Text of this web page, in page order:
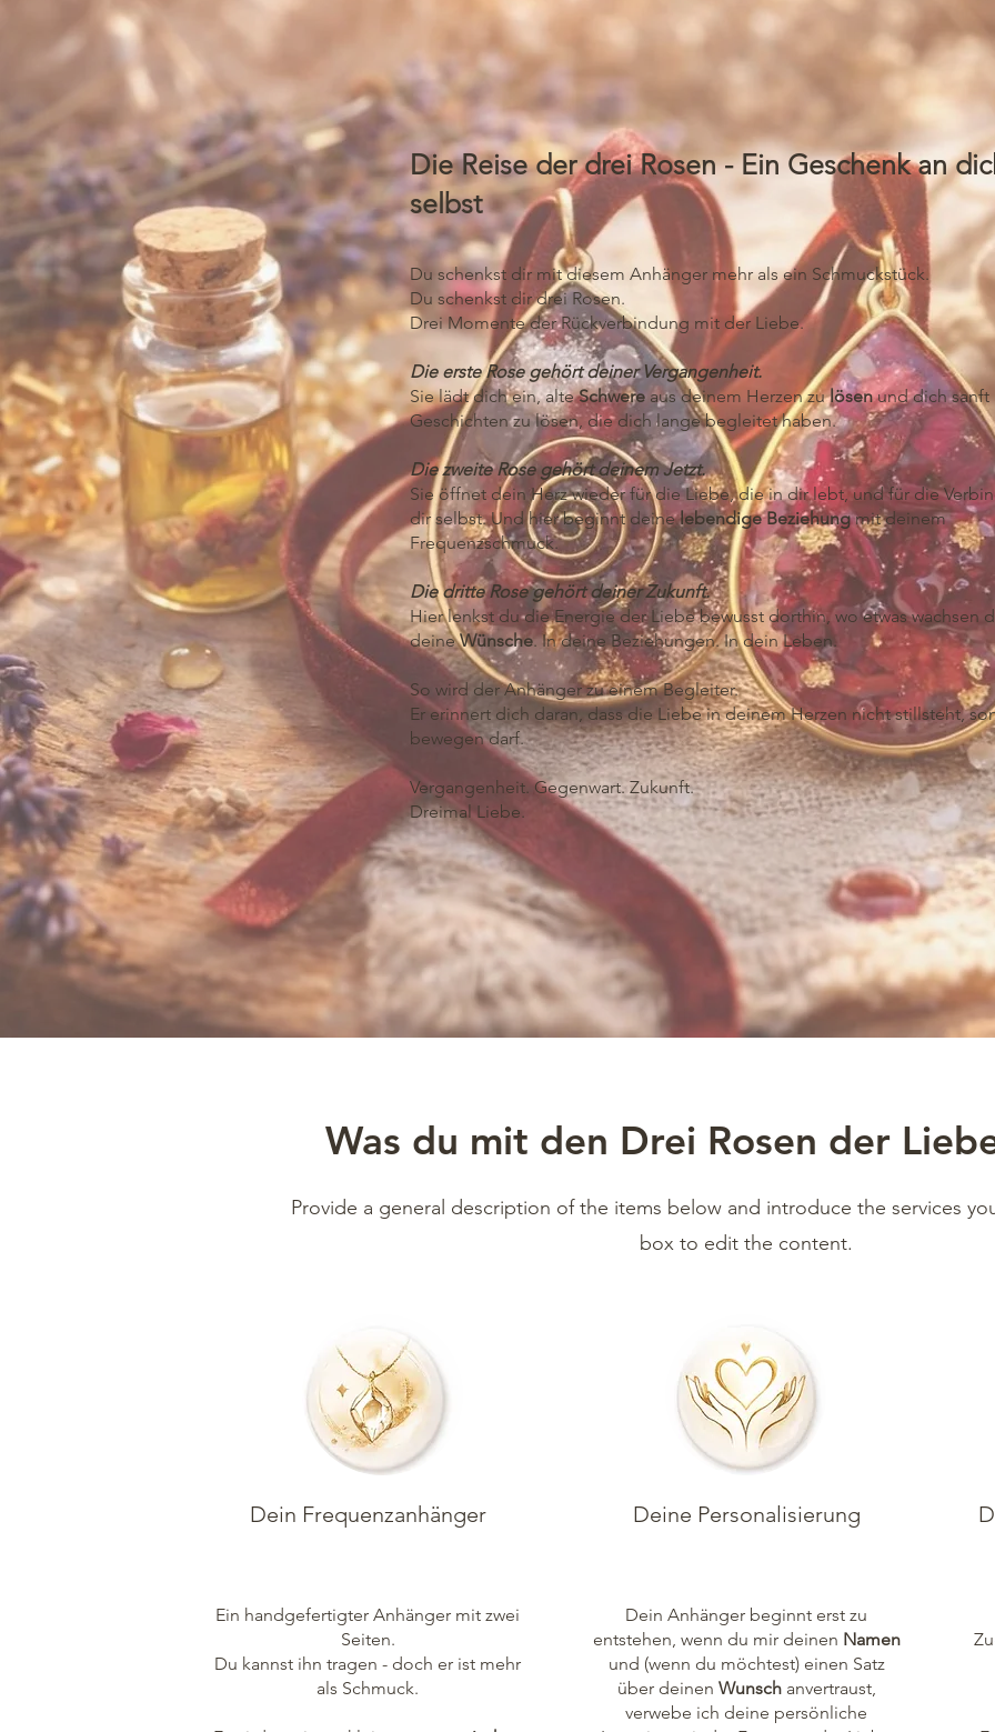
Die Reise der drei Rosen - Ein Geschenk an
selbst
Du schenkst dir mit diesem Anhänger mehr als ein Schmuckstück.
Du schenkst dir drei Rosen.
Drei Momente der Rückverbindung mit der Liebe.
Die erste Rose gehört deiner Vergangenheit.
Sie lädt dich ein, alteSchwere aus deinem Herzen zulösenund dich sanft
Geschichten zu lösen, die dich lange begleitet haben.
Die zweite Rose gehört deinem Jetzt.
Sie öffnet dein Herz wieder für die Liebe, die in dir lebt, und für die
dir selbst. Und hier beginnt deinelebendige Beziehungmit deinem
Frequenzschmuck.
Die dritte Rose gehört deiner Zukunft.
Hier lenkst du die Energie der Liebe bewusst dorthin, wo etwas wachsen
deineWünsche. In deine Beziehungen. In dein Leben.
So wird der Anhänger zu einem Begleiter.
Er erinnert dich daran, dass die Liebe in deinem Herzen nicht stillsteht,
bewegen darf.
Vergangenheit. Gegenwart. Zukunft.
Dreimal Liebe.
Was du mit den Drei Rosen der
Provide a general description of the items below and introduce the services
box to edit the content.
Dein Frequenzanhänger
Ein handgefertigter Anhänger mit zwei
Seiten.
Du kannst ihn tragen - doch er ist mehr
als Schmuck.
Deine Personalisierung
Dein Anhänger beginnt erst zu
entstehen, wenn du mir deinen Namen
und (wenn du möchtest) einen Satz
über deinen Wunschanvertraust,
verwebe ich deine persönliche